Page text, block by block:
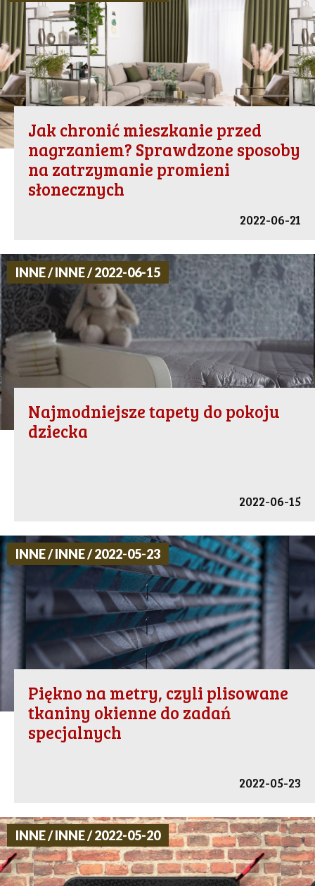
Jak chronić mieszkanie przed
nagrzaniem? Sprawdzone sposoby
na zatrzymanie promieni
słonecznych
2022-06-21
INNE / INNE / 2022-06-15
Najmodniejsze tapety do pokoju
dziecka
2022-06-15
INNE / INNE / 2022-05-23
Piękno na metry, czyli plisowane
tkaniny okienne do zadań
specjalnych
2022-05-23
INNE / INNE / 2022-05-20